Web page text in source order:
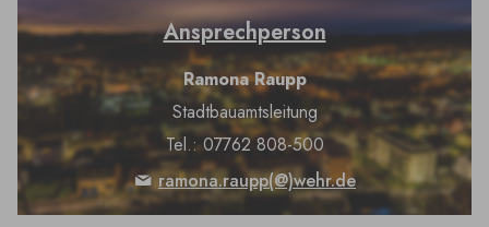
Ansprechperson
Ramona Raupp
Stadtbauamtsleitung
Tel.: 07762 808-500
ramona.raupp(@)wehr.de